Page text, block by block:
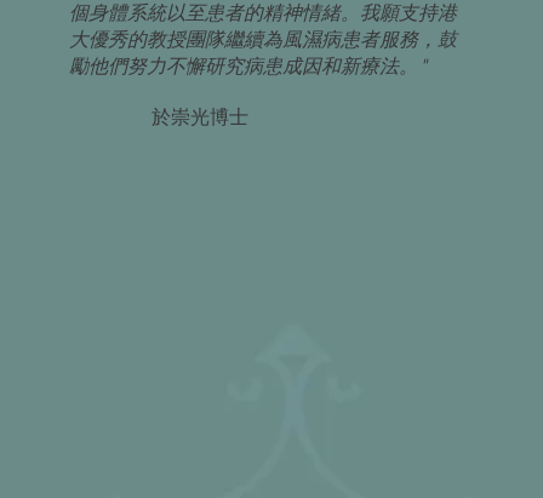
個身體系統以至患者的精神情緒。我願支持港
大優秀的教授團隊繼續為風濕病患者服務，鼓
勵他們努力不懈研究病患成因和新療法。"
於崇光博士